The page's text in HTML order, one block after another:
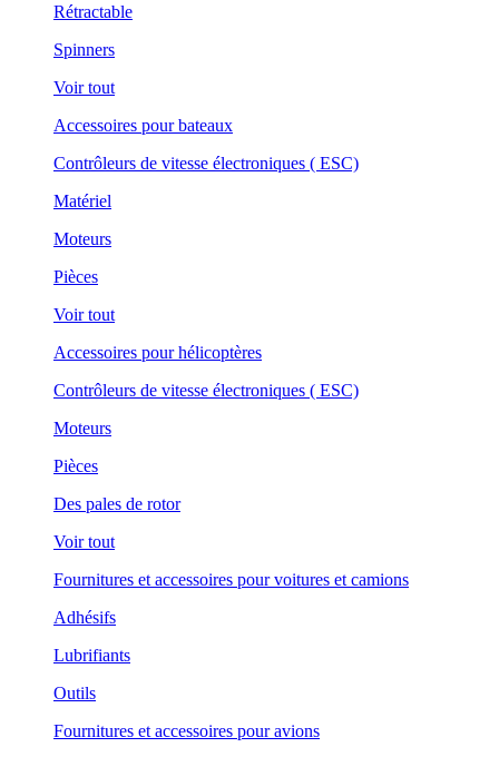
Rétractable
Spinners
Voir tout
Accessoires pour bateaux
Contrôleurs de vitesse électroniques ( ESC)
Matériel
Moteurs
Pièces
Voir tout
Accessoires pour hélicoptères
Contrôleurs de vitesse électroniques ( ESC)
Moteurs
Pièces
Des pales de rotor
Voir tout
Fournitures et accessoires pour voitures et camions
Adhésifs
Lubrifiants
Outils
Fournitures et accessoires pour avions